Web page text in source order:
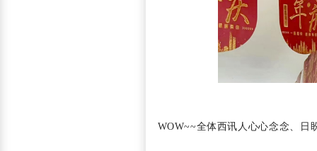
WOW~~全体西讯人心心念念、日